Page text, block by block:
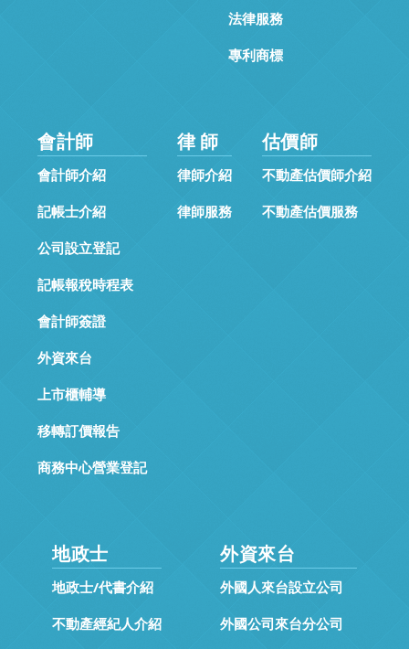
法律服務
專利商標
會計師
會計師介紹
記帳士介紹
公司設立登記
記帳報稅時程表
會計師簽證
外資來台
上市櫃輔導
移轉訂價報告
商務中心營業登記
律 師
律師介紹
律師服務
估價師
不動產估價師介紹
不動產估價服務
地政士
地政士/代書介紹
不動產經紀人介紹
外資來台
外國人來台設立公司
外國公司來台分公司